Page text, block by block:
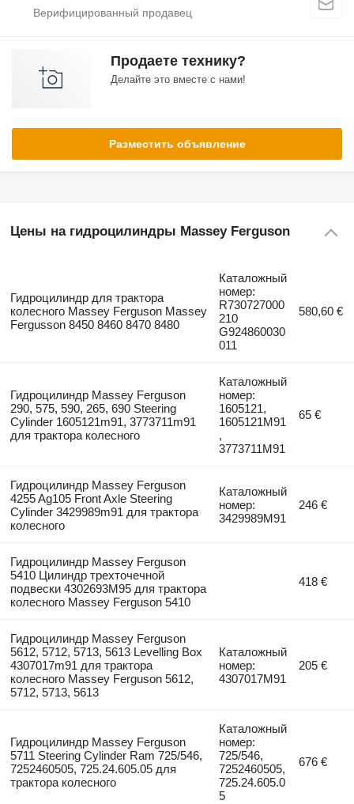
Продаете технику?
Делайте это вместе с нами!
Разместить объявление
Цены на гидроцилиндры Massey Ferguson
Гидроцилиндр для трактора
колесного Massey Ferguson Massey
Fergusson 8450 8460 8470 8480
Каталожный
номер:
R730727000
210
G924860030
011
580,60 €
Гидроцилиндр Massey Ferguson
290, 575, 590, 265, 690 Steering
Cylinder 1605121m91, 3773711m91
для трактора колесного
Каталожный
номер:
1605121,
1605121M91
,
3773711M91
65 €
Гидроцилиндр Massey Ferguson
4255 Ag105 Front Axle Steering
Cylinder 3429989m91 для трактора
колесного
Каталожный
номер:
3429989M91
246 €
Гидроцилиндр Massey Ferguson
5410 Цилиндр трехточечной
подвески 4302693M95 для трактора
колесного Massey Ferguson 5410
418 €
Гидроцилиндр Massey Ferguson
5612, 5712, 5713, 5613 Levelling Box
4307017m91 для трактора
колесного Massey Ferguson 5612,
5712, 5713, 5613
Каталожный
номер:
4307017M91
205 €
Гидроцилиндр Massey Ferguson
5711 Steering Cylinder Ram 725/546,
7252460505, 725.24.605.05 для
трактора колесного
Каталожный
номер:
725/546,
7252460505,
725.24.605.0
5
676 €